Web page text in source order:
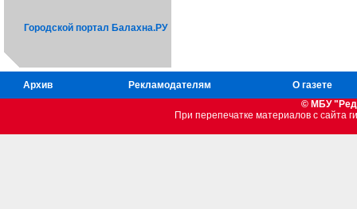
Городской портал Балахна.РУ
Архив Рекламодателям
О газете
© МБУ
При перепечатке материалов c сайта